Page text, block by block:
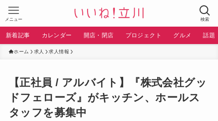
検索
メニュー
新着記事 カレンダー 開店・閉店 プロジェクト グルメ 話題
ホーム 求人 求人情報
【正社員 / アルバイト】『株式会社グッ
ドフェローズ』がキッチン、ホールス
タッフを募集中